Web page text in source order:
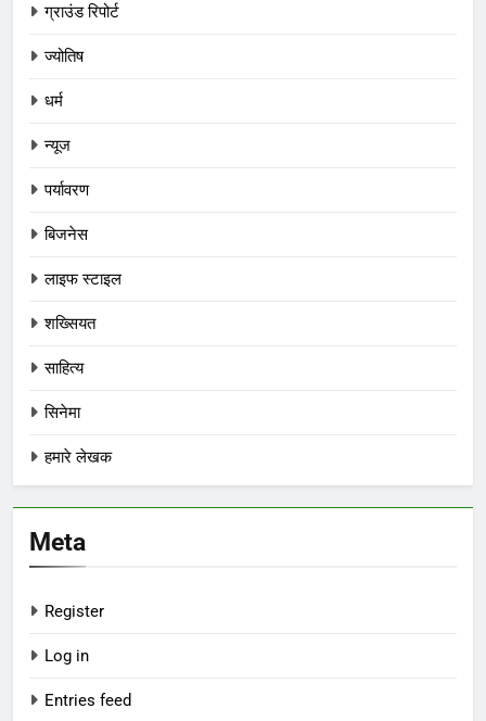
ग्राउंड रिपोर्ट
ज्योतिष
धर्म
न्यूज
पर्यावरण
बिजनेस
लाइफ स्टाइल
शख्सियत
साहित्य
सिनेमा
हमारे लेखक
Meta
Register
Log in
Entries feed